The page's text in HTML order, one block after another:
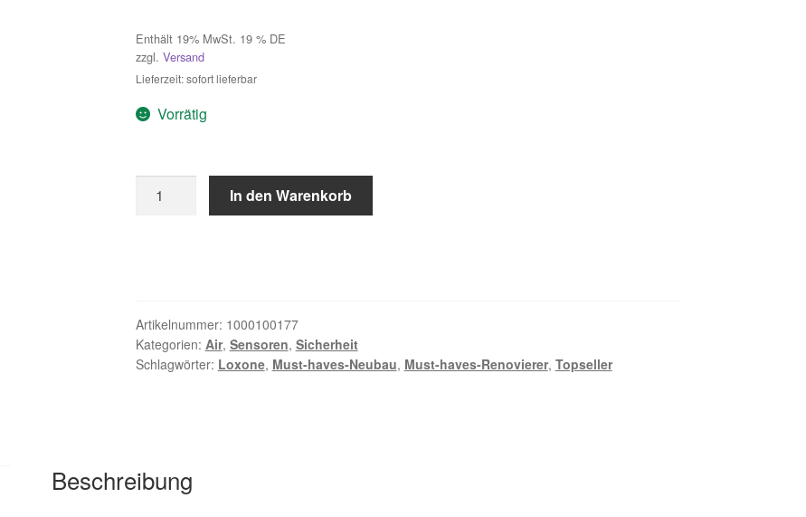
Enthält 19% MwSt. 19 % DE
zzgl. Versand
Lieferzeit: sofort lieferbar
Vorrätig
In den Warenkorb
Artikelnummer: 1000100177
Kategorien: Air, Sensoren, Sicherheit
Schlagwörter: Loxone, Must-haves-Neubau, Must-haves-Renovierer, Topseller
Beschreibung